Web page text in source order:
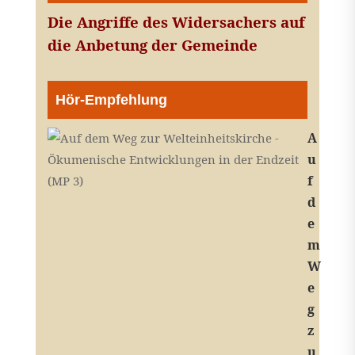
Die Angriffe des Widersachers auf
die Anbetung der Gemeinde
Hör-Empfehlung
A
u
f
d
e
m
W
e
g
z